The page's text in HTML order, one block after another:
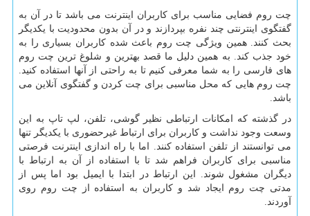
چت روم فضایی مناسب برای کاربران اینترنت می باشد تا در آن به
گفتگوی اینترنتی چند نفره بپردازند و در آن بدون محدودیت با یکدیگر
بحث کنند. همین ویژگی چت روم باعث شده کاربران بسیاری را به
خود جذب کند. به همین دلیل ما قصد بهترین و شلوغ ترین چت روم
های فارسی را به شما معرفی کنیم تا به راحتی از آنها استفاده کنید.
چت روم هایی که محل مناسبی برای چت کردن و گفتگوی آنلاین می
باشد
در گذشته که امکانات ارتباطی نظیر گوشی، تلفن، لپ تاپ به این
وسعت وجود نداشت و کاربران برای ارتباط غیرحضوری با یکدیگر تنها
می توانستند از تلفن استفاده کنند. اما با راه اندازی اینترنت فرصتی
مناسبی برای کاربران فراهم شد تا با استفاده از آن به ارتباط با
دیگران مشغول شوند. این ارتباط در ابتدا با ایمیل بود اما پس از
مدتی چت روم ایجاد شد و کاربران به استفاده از چت روم روی
آوردند